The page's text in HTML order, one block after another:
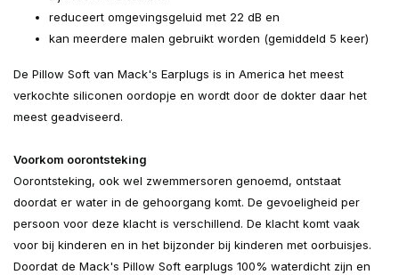
reduceert omgevingsgeluid met 22 dB en
kan meerdere malen gebruikt worden (gemiddeld 5 keer)
De Pillow Soft van Mack's Earplugs is in America het meest
verkochte siliconen oordopje en wordt door de dokter daar het
meest geadviseerd.
Voorkom oorontsteking
Oorontsteking, ook wel zwemmersoren genoemd, ontstaat
doordat er water in de gehoorgang komt. De gevoeligheid per
persoon voor deze klacht is verschillend. De klacht komt vaak
voor bij kinderen en in het bijzonder bij kinderen met oorbuisjes.
Doordat de Mack's Pillow Soft earplugs 100% waterdicht zijn en